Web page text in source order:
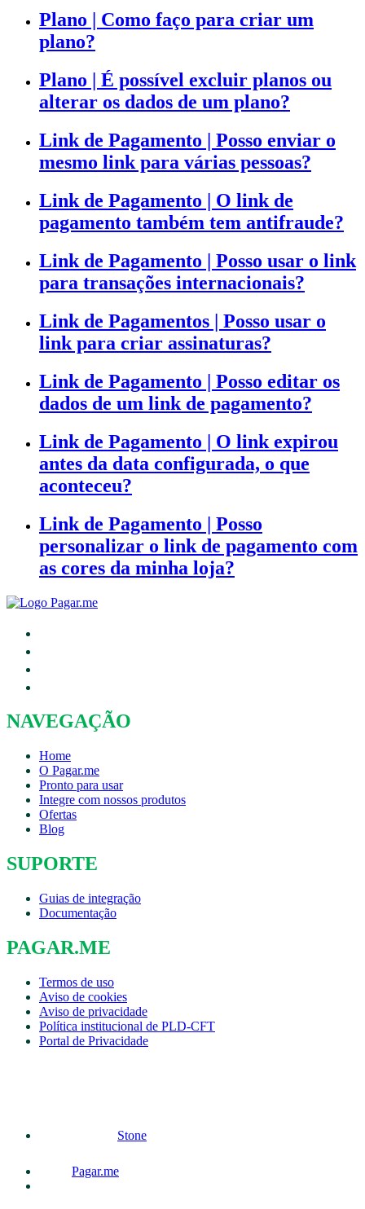
Plano | Como faço para criar um
plano?
Plano | É possível excluir planos ou
alterar os dados de um plano?
Link de Pagamento | Posso enviar o
mesmo link para várias pessoas?
Link de Pagamento | O link de
pagamento também tem antifraude?
Link de Pagamento | Posso usar o link
para transações internacionais?
Link de Pagamentos | Posso usar o
link para criar assinaturas?
Link de Pagamento | Posso editar os
dados de um link de pagamento?
Link de Pagamento | O link expirou
antes da data configurada, o que
aconteceu?
Link de Pagamento | Posso
personalizar o link de pagamento com
as cores da minha loja?
NAVEGAÇÃO
Home
O Pagar.me
Pronto para usar
Integre com nossos produtos
Ofertas
Blog
SUPORTE
Guias de integração
Documentação
PAGAR.ME
Termos de uso
Aviso de cookies
Aviso de privacidade
Política institucional de PLD-CFT
Portal de Privacidade
Stone
Pagar.me